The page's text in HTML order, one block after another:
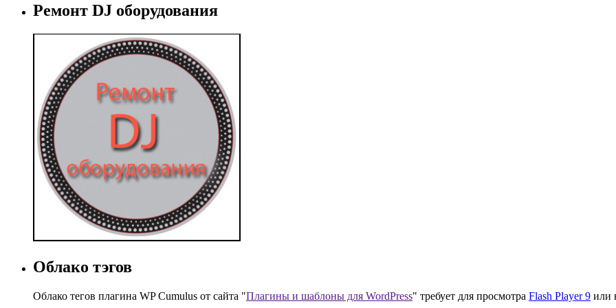
Ремонт DJ оборудования
Облако тэгов
Облако тегов плагина WP Cumulus от сайта "Плагины и шаблоны для WordPress" требует для просмотра Flash Player 9 или